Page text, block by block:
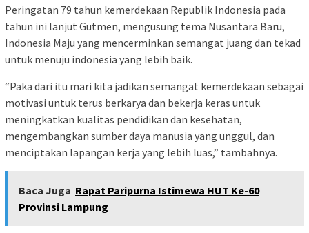
Peringatan 79 tahun kemerdekaan Republik Indonesia pada
tahun ini lanjut Gutmen, mengusung tema Nusantara Baru,
Indonesia Maju yang mencerminkan semangat juang dan tekad
untuk menuju indonesia yang lebih baik.
“Paka dari itu mari kita jadikan semangat kemerdekaan sebagai
motivasi untuk terus berkarya dan bekerja keras untuk
meningkatkan kualitas pendidikan dan kesehatan,
mengembangkan sumber daya manusia yang unggul, dan
menciptakan lapangan kerja yang lebih luas,” tambahnya.
Baca Juga Rapat Paripurna Istimewa HUT Ke-60
Provinsi Lampung